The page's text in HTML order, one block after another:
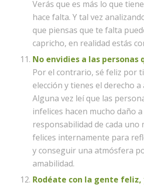
Verás que es más lo que
hace falta. Y tal vez
que piensas que te falta
capricho, en realidad estás
No envidies a las personas
Por el contrario, sé feliz por
elección y tienes el derecho
Alguna vez leí que las
infelices hacen mucho daño a
responsabilidad de cada uno
felices internamente para
y conseguir una atmósfera
amabilidad.
Rodéate con la gente